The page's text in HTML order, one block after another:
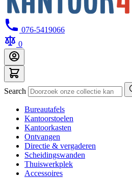
076-5419066
0
Search
Bureautafels
Kantoorstoelen
Kantoorkasten
Ontvangen
Directie & vergaderen
Scheidingswanden
Thuiswerkplek
Accessoires